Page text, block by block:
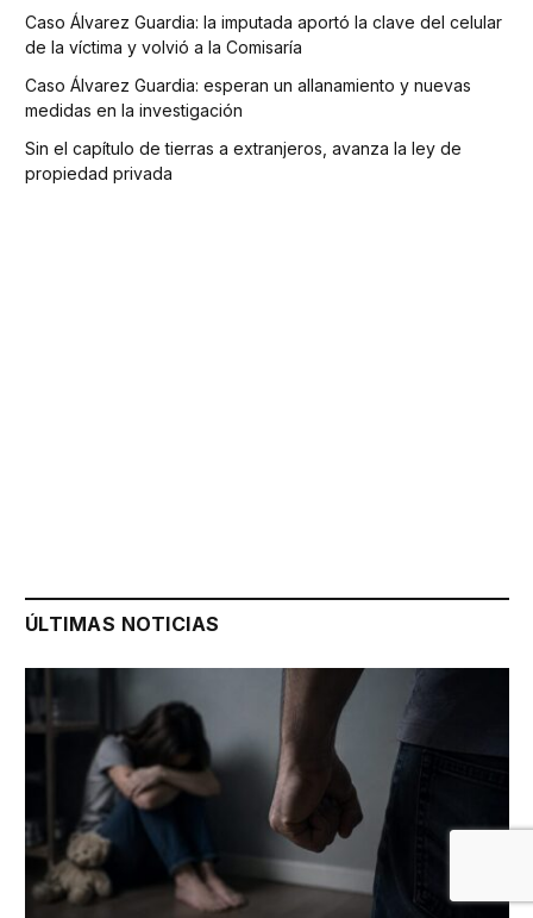
Caso Álvarez Guardia: la imputada aportó la clave del celular
de la víctima y volvió a la Comisaría
Caso Álvarez Guardia: esperan un allanamiento y nuevas
medidas en la investigación
Sin el capítulo de tierras a extranjeros, avanza la ley de
propiedad privada
ÚLTIMAS NOTICIAS